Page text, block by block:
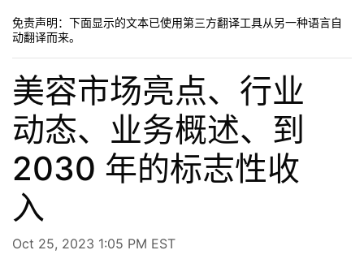
免责声明：下面显示的文本已使用第三方翻译工具从另一种语言自
动翻译而来。
美容市场亮点、行业
动态、业务概述、到
2030 年的标志性收
入
Oct 25, 2023 1:05 PM EST